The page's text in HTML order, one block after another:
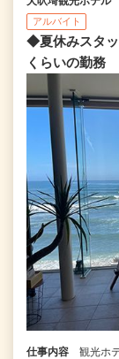
アルバイト
◆夏休みスタ
くらいの勤務
仕事内容
観光ホ